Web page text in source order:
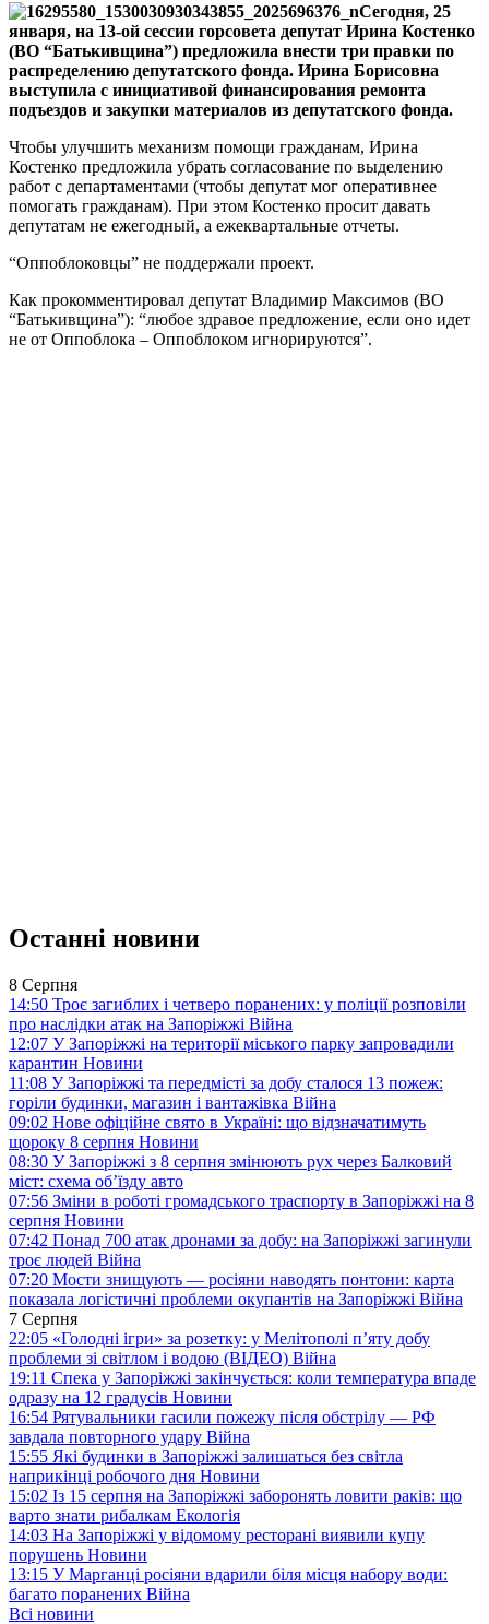
Сегодня, 25
января, на 13-ой сессии горсовета депутат Ирина Костенко
(ВО “Батькивщина”) предложила внести три правки по
распределению депутатского фонда. Ирина Борисовна
выступила с инициативой финансирования ремонта
подъездов и закупки материалов из депутатского фонда.
Чтобы улучшить механизм помощи гражданам, Ирина
Костенко предложила убрать согласование по выделению
работ с департаментами (чтобы депутат мог оперативнее
помогать гражданам). При этом Костенко просит давать
депутатам не ежегодный, а ежеквартальные отчеты.
“Оппоблоковцы” не поддержали проект.
Как прокомментировал депутат Владимир Максимов (ВО
“Батькивщина”): “любое здравое предложение, если оно идет
не от Оппоблока – Оппоблоком игнорируются”.
Останні новини
8 Серпня
14:50 Троє загиблих і четверо поранених: у поліції розповіли
про наслідки атак на Запоріжжі Війна
12:07 У Запоріжжі на території міського парку запровадили
карантин Новини
11:08 У Запоріжжі та передмісті за добу сталося 13 пожеж:
горіли будинки, магазин і вантажівка Війна
09:02 Нове офіційне свято в Україні: що відзначатимуть
щороку 8 серпня Новини
08:30 У Запоріжжі з 8 серпня змінюють рух через Балковий
міст: схема об’їзду авто
07:56 Зміни в роботі громадського траспорту в Запоріжжі на 8
серпня Новини
07:42 Понад 700 атак дронами за добу: на Запоріжжі загинули
троє людей Війна
07:20 Мости знищують — росіяни наводять понтони: карта
показала логістичні проблеми окупантів на Запоріжжі Війна
7 Серпня
22:05 «Голодні ігри» за розетку: у Мелітополі п’яту добу
проблеми зі світлом і водою (ВІДЕО) Війна
19:11 Спека у Запоріжжі закінчується: коли температура впаде
одразу на 12 градусів Новини
16:54 Рятувальники гасили пожежу після обстрілу — РФ
завдала повторного удару Війна
15:55 Які будинки в Запоріжжі залишаться без світла
наприкінці робочого дня Новини
15:02 Із 15 серпня на Запоріжжі заборонять ловити раків: що
варто знати рибалкам Екологія
14:03 На Запоріжжі у відомому ресторані виявили купу
порушень Новини
13:15 У Марганці росіяни вдарили біля місця набору води:
багато поранених Війна
Всі новини